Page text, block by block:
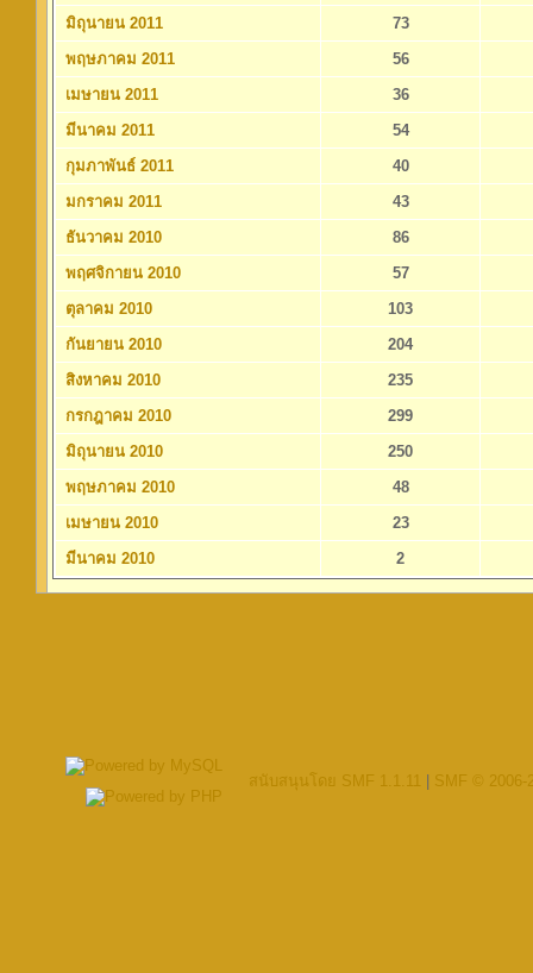
มิถุนายน 2011
73
พฤษภาคม 2011
56
เมษายน 2011
36
มีนาคม 2011
54
กุมภาพันธ์ 2011
40
มกราคม 2011
43
ธันวาคม 2010
86
พฤศจิกายน 2010
57
ตุลาคม 2010
103
กันยายน 2010
204
สิงหาคม 2010
235
กรกฎาคม 2010
299
มิถุนายน 2010
250
พฤษภาคม 2010
48
เมษายน 2010
23
มีนาคม 2010
2
สนับสนุนโดย SMF 1.1.11 | SMF © 2006-